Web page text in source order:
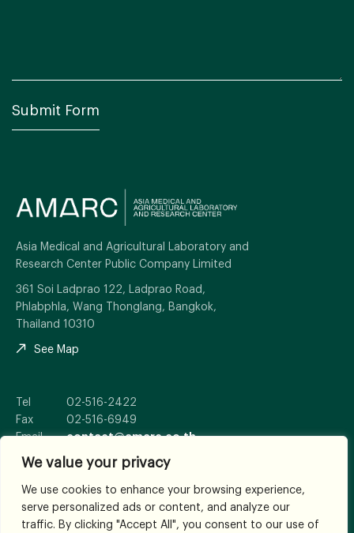
We value your privacy
We use cookies to enhance your browsing experience,
serve personalized ads or content, and analyze our
traffic. By clicking "Accept All", you consent to our use of
Asia Medical and Agricultural Laboratory and
Research Center Public Company Limited
361 Soi Ladprao 122, Ladprao Road,
Phlabphla, Wang Thonglang, Bangkok,
Thailand 10310
See Map
Tel
02-516-2422
Fax
02-516-6949
Email
contact@amarc.co.th
© 2026
All Rights Reserved.